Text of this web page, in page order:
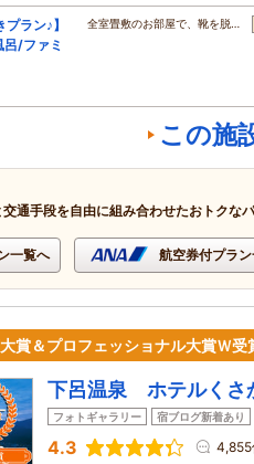
ラン♪】
/ファミ
全室畳敷のお部屋で、靴を脱…
この施
交通手段を自由に組み合わせたおトクな
一覧へ 航空券付プラ
賞＆プロフェッショナル大賞Ｗ受
下呂温泉 ホテルくさ
フォトギャラリー 宿ブログ新着あり
4.3 4,855